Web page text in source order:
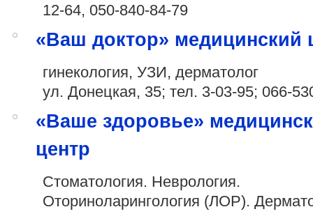
12-64, 050-840-84-79
«Ваш доктор» медицинский
гинекология, УЗИ, дерматолог
ул. Донецкая, 35; тел. 3-03-95; 066-
«Ваше здоровье»
центр
Стоматология. Неврология.
Оториноларингология (ЛОР).